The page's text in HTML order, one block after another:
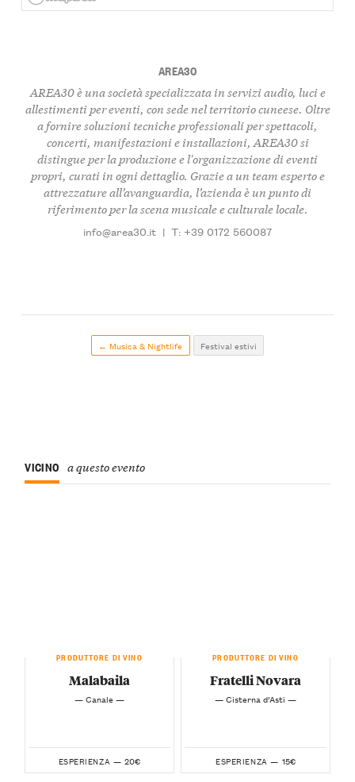
AREA30
AREA30 è una società specializzata in servizi audio, luci e
allestimenti per eventi, con sede nel territorio cuneese. Oltre
a fornire soluzioni tecniche professionali per spettacoli,
concerti, manifestazioni e installazioni, AREA30 si
distingue per la produzione e l'organizzazione di eventi
propri, curati in ogni dettaglio. Grazie a un team esperto e
attrezzature all’avanguardia, l’azienda è un punto di
riferimento per la scena musicale e culturale locale.
info@area30.it | T: +39 0172 560087
← Musica & Nightlife Festival estivi
VICINO a questo evento
PRODUTTORE DI VINO
Malabaila
— Canale —
ESPERIENZA — 20€
PRODUTTORE DI VINO
Fratelli Novara
— Cisterna d’Asti —
ESPERIENZA — 15€